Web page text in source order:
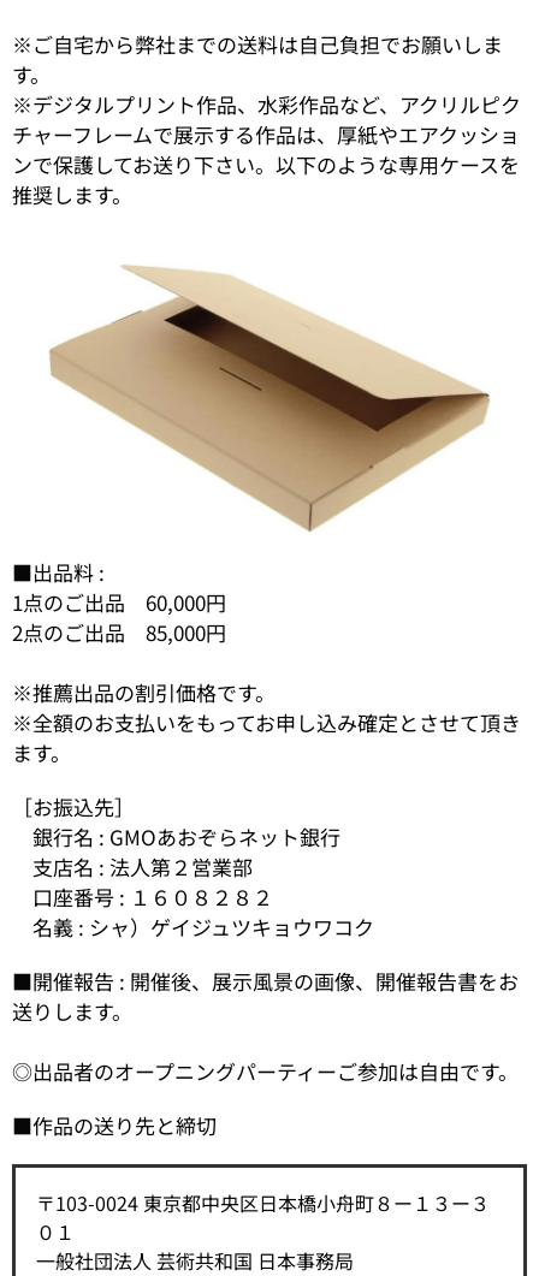
※ご自宅から弊社までの送料は自己負担でお願いしま
す。
※デジタルプリント作品、水彩作品など、アクリルピク
チャーフレームで展示する作品は、厚紙やエアクッショ
ンで保護してお送り下さい。以下のような専用ケースを
推奨します。
■出品料 :
1点のご出品 60,000円
2点のご出品 85,000円
※推薦出品の割引価格です。
※全額のお支払いをもってお申し込み確定とさせて頂き
ます。
［お振込先］
銀行名 : GMOあおぞらネット銀行
支店名 : 法人第２営業部
口座番号 : １６０８２８２
名義 : シャ）ゲイジュツキョウワコク
■開催報告 : 開催後、展示風景の画像、開催報告書をお
送りします。
◎出品者のオープニングパーティーご参加は自由です。
■作品の送り先と締切
〒103-0024 東京都中央区日本橋小舟町８ー１３ー３
０１
一般社団法人 芸術共和国 日本事務局